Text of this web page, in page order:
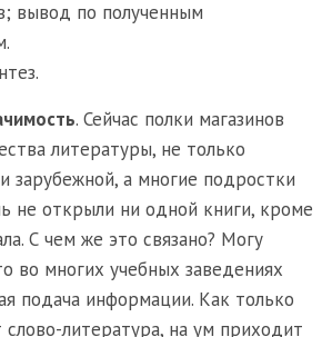
вывод по полученным
. Сейчас полки магазинов
литературы, не только
зарубежной, а многие подростки
не открыли ни одной книги, кроме
С чем же это связано? Могу
во многих учебных заведениях
подача информации. Как только
литература, на ум приходит